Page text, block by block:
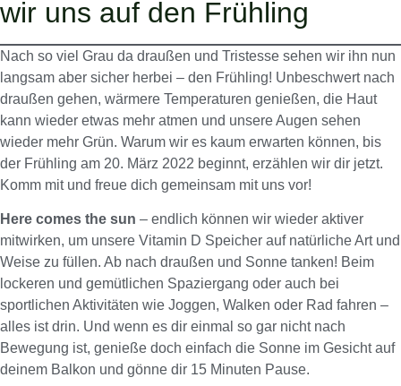
wir uns auf den Frühling
Nach so viel Grau da draußen und Tristesse sehen wir ihn nun
langsam aber sicher herbei – den Frühling! Unbeschwert nach
draußen gehen, wärmere Temperaturen genießen, die Haut
kann wieder etwas mehr atmen und unsere Augen sehen
wieder mehr Grün. Warum wir es kaum erwarten können, bis
der Frühling am 20. März 2022 beginnt, erzählen wir dir jetzt.
Komm mit und freue dich gemeinsam mit uns vor!
Here comes the sun – endlich können wir wieder aktiver
mitwirken, um unsere Vitamin D Speicher auf natürliche Art und
Weise zu füllen. Ab nach draußen und Sonne tanken! Beim
lockeren und gemütlichen Spaziergang oder auch bei
sportlichen Aktivitäten wie Joggen, Walken oder Rad fahren –
alles ist drin. Und wenn es dir einmal so gar nicht nach
Bewegung ist, genieße doch einfach die Sonne im Gesicht auf
deinem Balkon und gönne dir 15 Minuten Pause.